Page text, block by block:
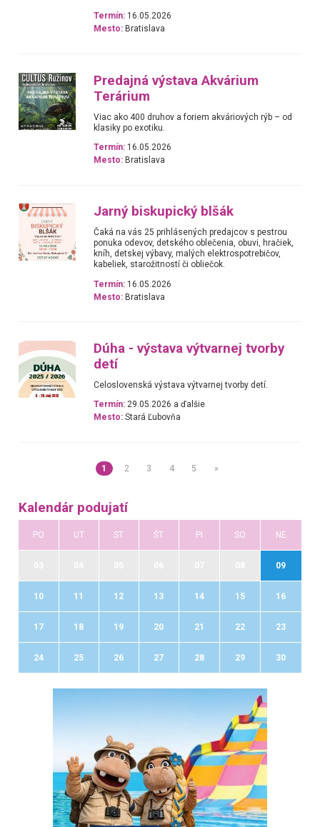
Termín: 16.05.2026
Mesto: Bratislava
Predajná výstava Akvárium
Terárium
Viac ako 400 druhov a foriem akváriových rýb – od
klasiky po exotiku.
Termín: 16.05.2026
Mesto: Bratislava
Jarný biskupický blšák
Čaká na vás 25 prihlásených predajcov s pestrou
ponuka odevov, detského oblečenia, obuvi, hračiek,
kníh, detskej výbavy, malých elektrospotrebičov,
kabeliek, starožitností či obliečok.
Termín: 16.05.2026
Mesto: Bratislava
Dúha - výstava výtvarnej tvorby
detí
Celoslovenská výstava výtvarnej tvorby detí.
Termín: 29.05.2026 a ďalšie
Mesto: Stará Ľubovňa
1 2 3 4 5 »
Kalendár podujatí
PO UT ST ŠT PI SO NE
09
10 11 12 13 14 15 16
17 18 19 20 21 22 23
24 25 26 27 28 29 30